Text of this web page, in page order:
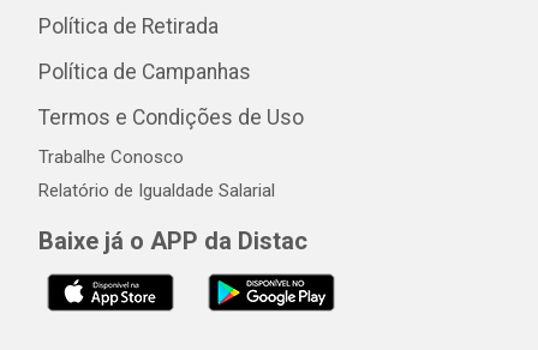
Política de Retirada
Política de Campanhas
Termos e Condições de Uso
Trabalhe Conosco
Relatório de Igualdade Salarial
Baixe já o APP da Distac